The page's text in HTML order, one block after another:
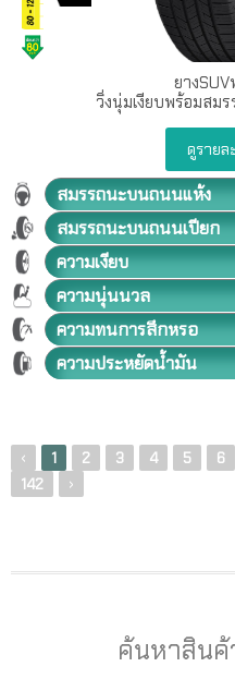
ยางSUV
วิ่งนุ่มเงียบพร้อมสม
ดูรายล
สมรรถนะบนถนนแห้ง
สมรรถนะบนถนนเปียก
ความเงียบ
ความนุ่นนวล
ความทนการสึกหรอ
ความประหยัดน้ำมัน
‹ 1 2 3 4 5 6
142
›
ค้นหาสินค้